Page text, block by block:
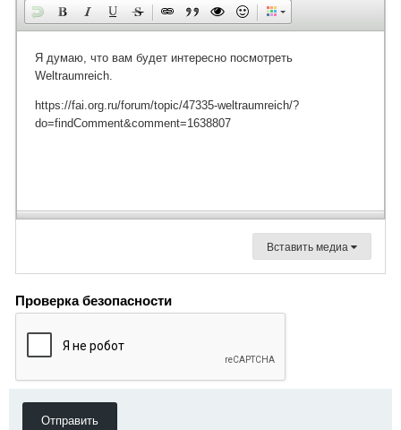
Вставить медиа
Проверка безопасности
Отправить